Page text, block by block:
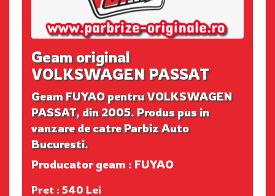
Geam original
VOLKSWAGEN PASSAT
Geam FUYAO pentru VOLKSWAGEN
PASSAT, din 2005. Produs pus in
vanzare de catre Parbiz Auto
Bucuresti.
Producator geam : FUYAO
Pret : 540 Lei